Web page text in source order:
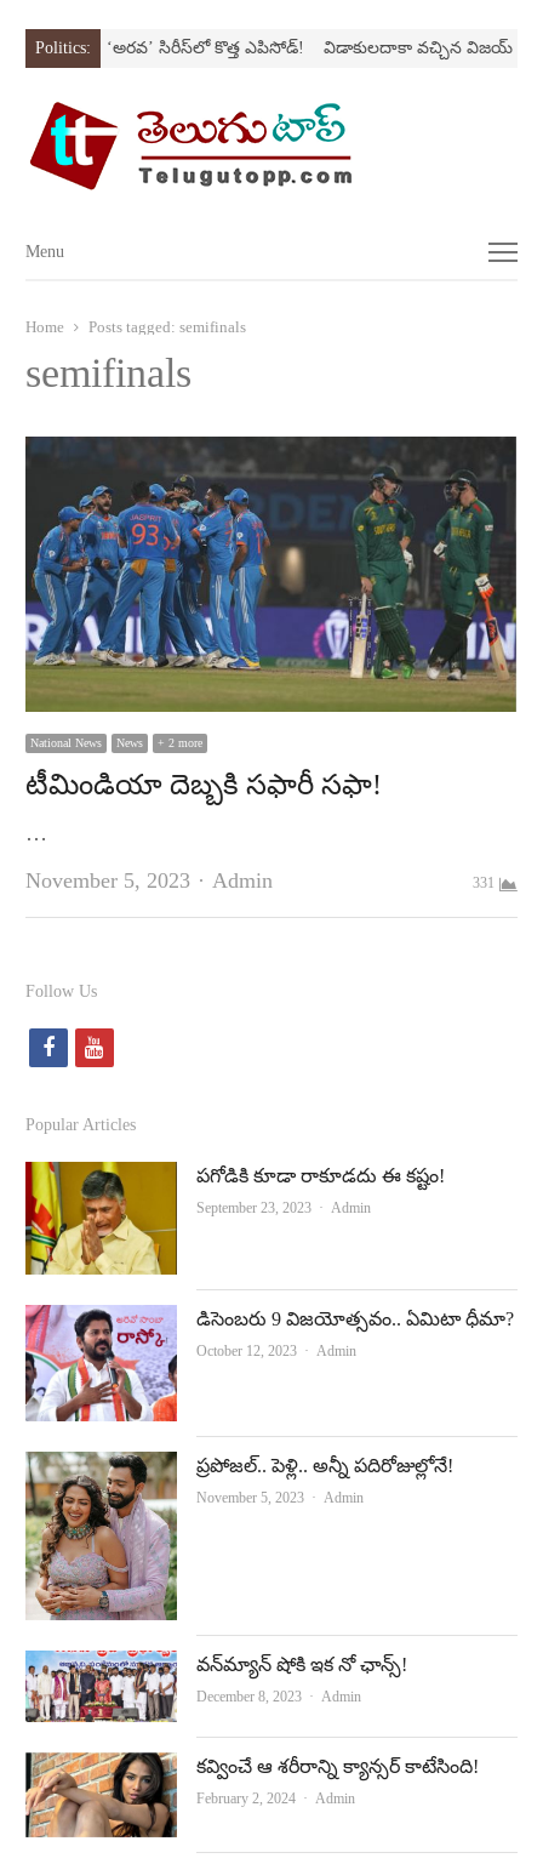
Politics: ‘అర‌వ’ సిరీస్‌లో కొత్త ఎపిసోడ్‌! విడాకులదాకా వచ్చిన విజయ్‌
Menu
Menu
Home Posts tagged: semifinals
semifinals
National News News + 2 more
టీమిండియా దెబ్బకి సఫారీ సఫా!
…
November 5, 2023
Author
Admin 331
Follow Us
f
c
e
b
o
o
k
y
u
t
u
b
e
Popular Articles
పగోడికి కూడా రాకూడదు ఈ కష్టం!
September 23, 2023 Author
Admin
డిసెంబరు 9 విజయోత్సవం.. ఏమిటా ధీమా?
October 12, 2023 Author
Admin
ప్రపోజల్.. పెళ్లి.. అన్నీ పదిరోజుల్లోనే!
November 5, 2023 Author
Admin
వన్‌మ్యాన్‌ షోకి ఇక నో ఛాన్స్‌!
December 8, 2023 Author
Admin
క‌వ్వించే ఆ శ‌రీరాన్ని క్యాన్సర్ కాటేసింది!
February 2, 2024 Author
Admin